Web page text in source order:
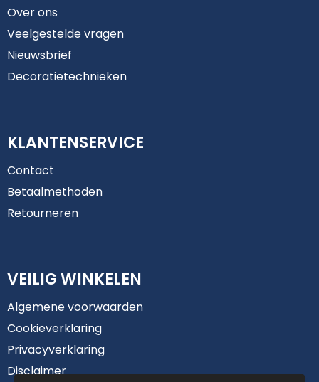
Over ons
Veelgestelde vragen
Nieuwsbrief
Decoratietechnieken
KLANTENSERVICE
Contact
Betaalmethoden
Retourneren
VEILIG WINKELEN
Algemene voorwaarden
Cookieverklaring
Privacyverklaring
Disclaimer